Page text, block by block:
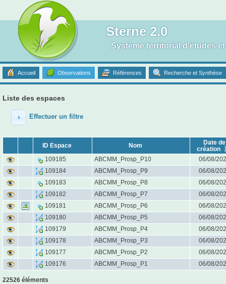
Sterne 2.0
Système territorial d'études
Accueil Observations Références Recherche et Synthèse
Liste des espaces
Effectuer un filtre
ID Espace Nom
Date de
création
109185
ABCMM_Prosp_P10
06/08/
109184
ABCMM_Prosp_P9
06/08/
109183
ABCMM_Prosp_P8
06/08/
109182
ABCMM_Prosp_P7
06/08/
109181
ABCMM_Prosp_P6
06/08/
109180
ABCMM_Prosp_P5
06/08/
109179
ABCMM_Prosp_P4
06/08/
109178
ABCMM_Prosp_P3
06/08/
109177
ABCMM_Prosp_P2
06/08/
109176
ABCMM_Prosp_P1 06/08/
22526 éléments